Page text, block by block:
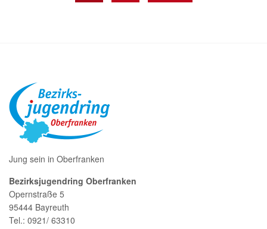
a
v
g
a
t
i
Jung sein in Oberfranken
Bezirksjugendring Oberfranken
Opernstraße 5
95444 Bayreuth
Tel.: 0921/ 63310